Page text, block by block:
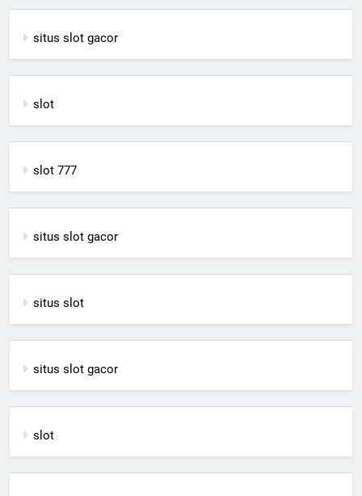
situs slot gacor
slot
slot 777
situs slot gacor
situs slot
situs slot gacor
slot